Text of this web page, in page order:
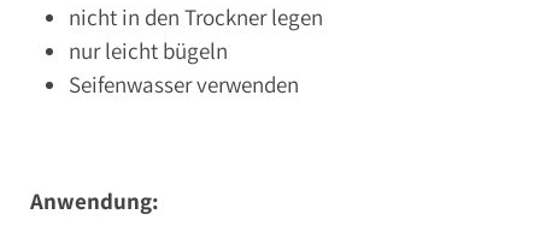
nicht in den Trockner legen
nur leicht bügeln
Seifenwasser verwenden
Anwendung: